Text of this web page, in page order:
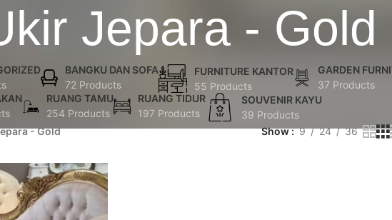
Jepara - Gold
BANGKU DAN SOFA
72 Products
FURNITURE KANTOR
55 Products
GARDEN
37 Products
RUANG TAMU
254 Products
RUANG TIDUR
197 Products
SOUVENIR KAYU
39 Products
- Gold Show 9 24 36